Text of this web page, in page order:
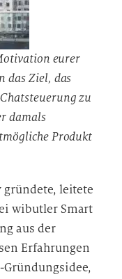
eurer
das Ziel, das
zu
damals
Produkt
gründete, leitete
wibutler Smart
aus der
Erfahrungen